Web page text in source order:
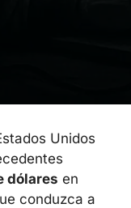
Unidos
dólares en
conduzca a